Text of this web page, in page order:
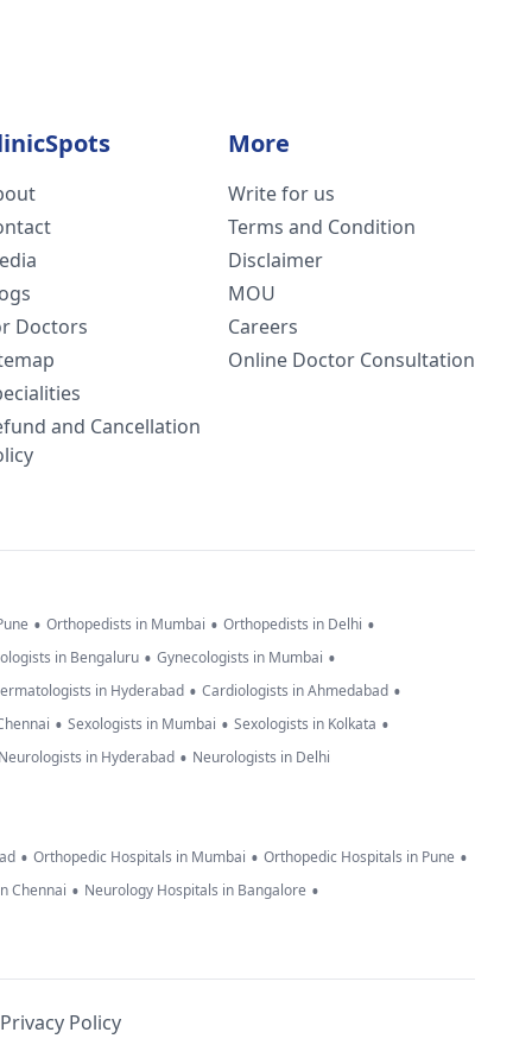
Doctors
and Cancellation
More
Write for us
Terms and Condition
Disclaimer
MOU
Careers
Online Doctor Consultation
• Orthopedists in Mumbai • Orthopedists in Delhi •
in Bengaluru • Gynecologists in Mumbai •
in Hyderabad • Cardiologists in Ahmedabad •
• Sexologists in Mumbai • Sexologists in Kolkata •
Neurologists in Hyderabad • Neurologists in Delhi
• Orthopedic Hospitals in Mumbai • Orthopedic Hospitals in Pune •
Chennai • Neurology Hospitals in Bangalore •
Privacy Policy